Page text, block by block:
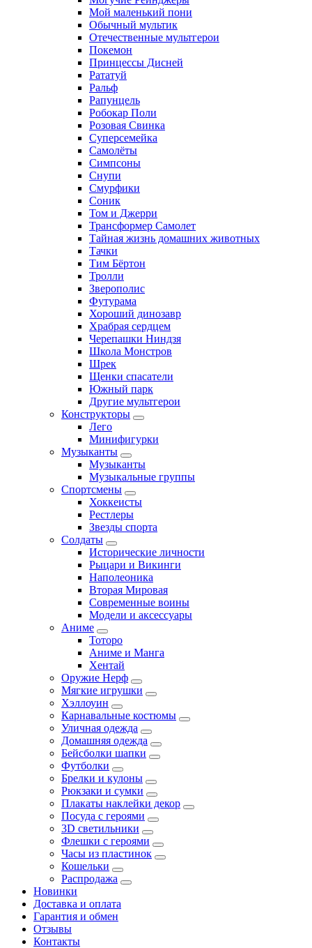
Мой маленький пони
Обычный мультик
Отечественные мультгерои
Покемон
Принцессы Дисней
Рататуй
Ральф
Рапунцель
Робокар Поли
Розовая Свинка
Суперсемейка
Самолёты
Симпсоны
Снупи
Смурфики
Соник
Том и Джерри
Трансформер Самолет
Тайная жизнь домашних животных
Тачки
Тим Бёртон
Тролли
Зверополис
Футурама
Хороший динозавр
Храбрая сердцем
Черепашки Ниндзя
Школа Монстров
Шрек
Щенки спасатели
Южный парк
Другие мультгерои
Конструкторы
Лего
Минифигурки
Музыканты
Музыканты
Музыкальные группы
Спортсмены
Хоккеисты
Рестлеры
Звезды спорта
Солдаты
Исторические личности
Рыцари и Викинги
Наполеоника
Вторая Мировая
Современные воины
Модели и аксессуары
Аниме
Тоторо
Аниме и Манга
Хентай
Оружие Нерф
Мягкие игрушки
Хэллоуин
Карнавальные костюмы
Уличная одежда
Домашняя одежда
Бейсболки шапки
Футболки
Брелки и кулоны
Рюкзаки и сумки
Плакаты наклейки декор
Посуда с героями
3D светильники
Флешки с героями
Часы из пластинок
Кошельки
Распродажа
Новинки
Доставка и оплата
Гарантия и обмен
Отзывы
Контакты